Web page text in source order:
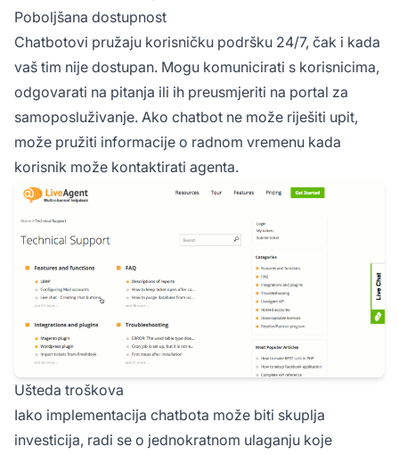
Poboljšana dostupnost
Chatbotovi pružaju korisničku podršku 24/7, čak i kada
vaš tim nije dostupan. Mogu komunicirati s korisnicima,
odgovarati na pitanja ili ih preusmjeriti na portal za
samoposluživanje. Ako chatbot ne može riješiti upit,
može pružiti informacije o radnom vremenu kada
korisnik može kontaktirati agenta.
Ušteda troškova
Iako implementacija chatbota može biti skuplja
investicija, radi se o jednokratnom ulaganju koje